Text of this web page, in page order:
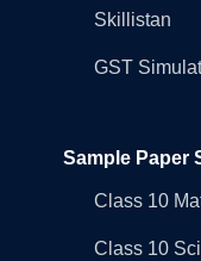
Skillistan
GST
Sample Paper
Class 10
Class 10